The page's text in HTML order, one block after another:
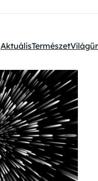
Kategóriák:
AktuálisTermészetVilágűr